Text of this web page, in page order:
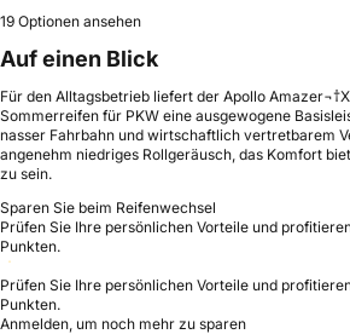
19 Optionen ansehen
Auf einen Blick
Für den Alltagsbetrieb liefert der Apollo
Sommerreifen für PKW eine ausgewogene
nasser Fahrbahn und wirtschaftlich vertretbarem
angenehm niedriges Rollgeräusch, das Komfort
zu sein.
Sparen Sie beim Reifenwechsel
Prüfen Sie Ihre persönlichen Vorteile und
Punkten.
Prüfen Sie Ihre persönlichen Vorteile und
Punkten.
Anmelden, um noch mehr zu sparen